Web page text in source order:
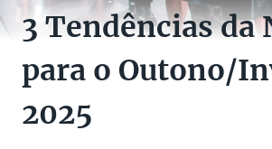
3 Tendências da
para o Outono/
2025